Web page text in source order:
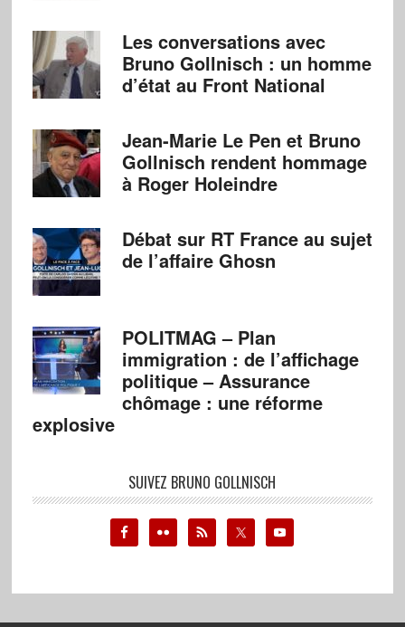
Les conversations avec
Bruno Gollnisch : un homme
d’état au Front National
Jean-Marie Le Pen et Bruno
Gollnisch rendent hommage
à Roger Holeindre
Débat sur RT France au sujet
de l’affaire Ghosn
POLITMAG – Plan
immigration : de l’affichage
politique – Assurance
chômage : une réforme
explosive
SUIVEZ BRUNO GOLLNISCH